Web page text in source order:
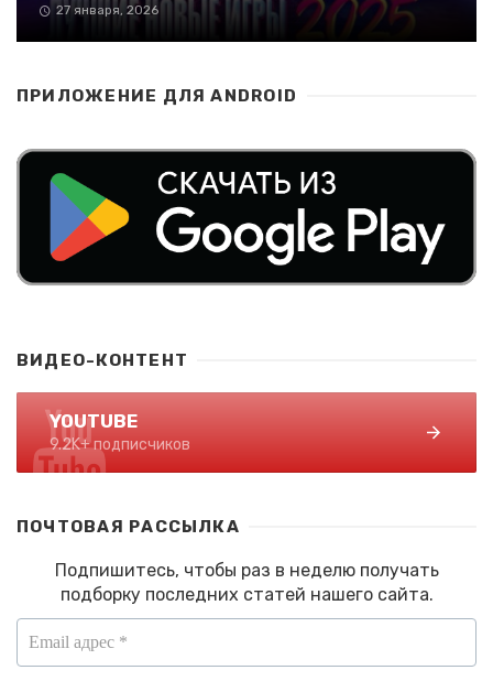
27 января, 2026
ПРИЛОЖЕНИЕ ДЛЯ ANDROID
ВИДЕО-КОНТЕНТ
YOUTUBE
9.2K+ подписчиков
ПОЧТОВАЯ РАССЫЛКА
Подпишитесь, чтобы раз в неделю получать
подборку последних статей нашего сайта.